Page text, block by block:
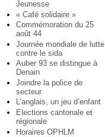
Jeunesse
« Café solidaire »
Commémoration du 25
août 44
Journée mondiale de lutte
contre le sida
Auber 93 se distingue à
Denain
Joindre la police de
secteur
L’anglais, un jeu d’enfant
Elections cantonale et
régionale
Horaires OPHLM